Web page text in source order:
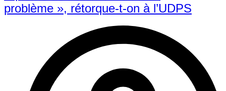
problème », rétorque-t-on à l’UDPS